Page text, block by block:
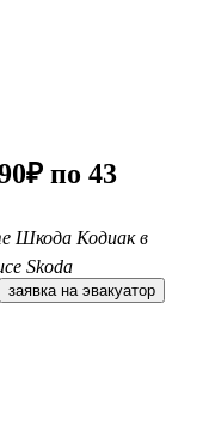
по 43
Шкода Кодиак в
Skoda
заявка на эвакуатор